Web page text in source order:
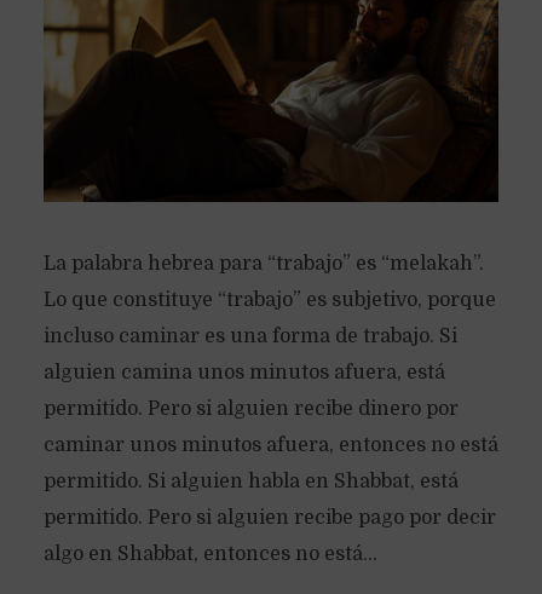
La palabra hebrea para “trabajo” es “melakah”.
Lo que constituye “trabajo” es subjetivo, porque
incluso caminar es una forma de trabajo. Si
alguien camina unos minutos afuera, está
permitido. Pero si alguien recibe dinero por
caminar unos minutos afuera, entonces no está
permitido. Si alguien habla en Shabbat, está
permitido. Pero si alguien recibe pago por decir
algo en Shabbat, entonces no está...